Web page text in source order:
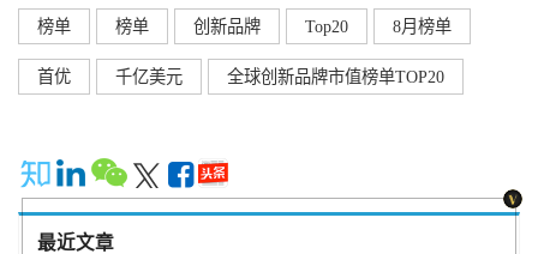
榜单 榜单 创新品牌 Top20 8月榜单
首优 千亿美元 全球创新品牌市值榜单TOP20
最近文章